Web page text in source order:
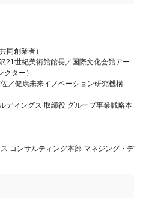
同創業者）
21世紀美術館館長／国際文化会館アー
ター）
／健康未来イノベーション研究機構
ディングス 取締役 グループ事業戦略本
コンサルティング本部 マネジング・デ